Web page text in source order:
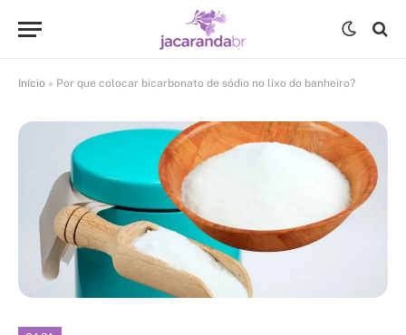
Início » Por que colocar bicarbonato de sódio no lixo do banheiro?